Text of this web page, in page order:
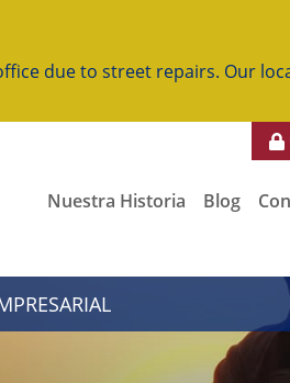
due to street repairs. Our
Nuestra Historia Blog